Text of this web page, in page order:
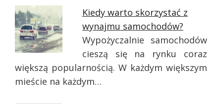
Kiedy warto skorzystać z
wynajmu samochodów?
Wypożyczalnie samochodów
cieszą się na rynku coraz
większą popularnością. W każdym większym
mieście na każdym…